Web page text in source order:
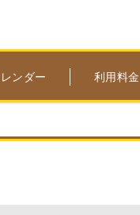
ンダー 利用料金